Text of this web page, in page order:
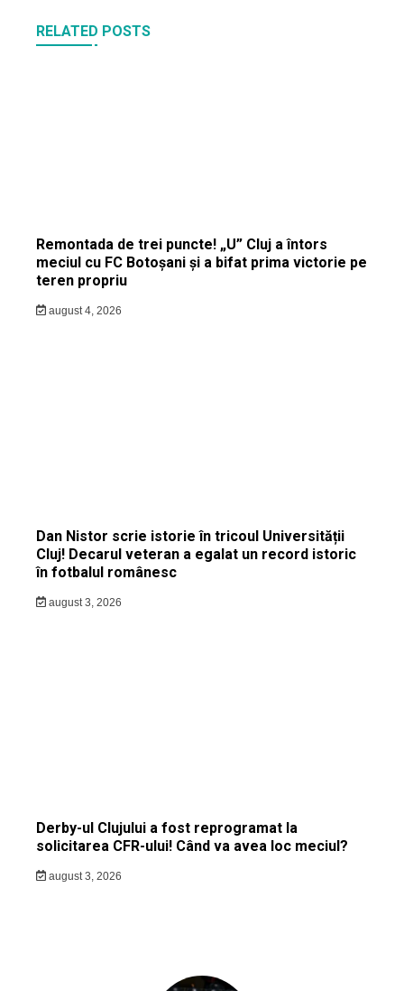
RELATED POSTS
Remontada de trei puncte! „U” Cluj a întors
meciul cu FC Botoșani și a bifat prima victorie pe
teren propriu
august 4, 2026
Dan Nistor scrie istorie în tricoul Universității
Cluj! Decarul veteran a egalat un record istoric
în fotbalul românesc
august 3, 2026
Derby-ul Clujului a fost reprogramat la
solicitarea CFR-ului! Când va avea loc meciul?
august 3, 2026